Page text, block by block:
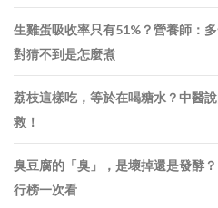
生雞蛋吸收率只有51%？營養師：
對猜不到是怎麼煮
荔枝這樣吃，等於在喝糖水？中醫
救！
臭豆腐的「臭」，是壞掉還是發酵
行榜一次看